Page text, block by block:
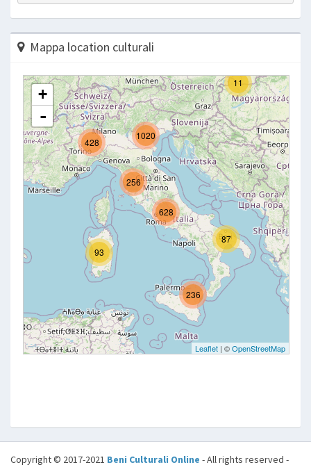
Mappa location culturali
Copyright © 2017-2021 Beni Culturali Online - All rights reserved -